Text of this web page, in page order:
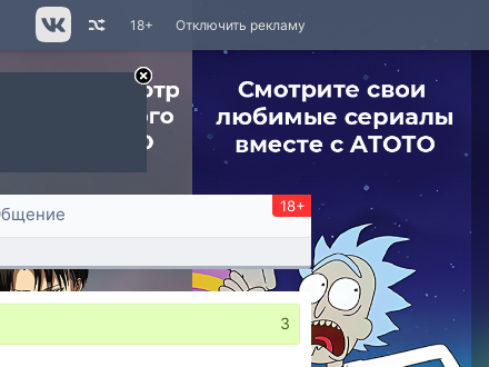
Отключить рекламу
18+
18+
3